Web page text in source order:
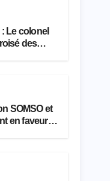
Le colonel
des
SOMSO et
en faveur